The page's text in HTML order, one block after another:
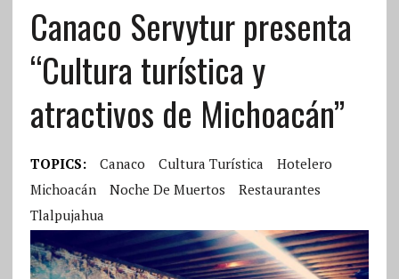
Canaco Servytur presenta
“Cultura turística y
atractivos de Michoacán”
TOPICS: Canaco Cultura Turística
Hotelero
Michoacán
Noche De Muertos
Restaurantes
Tlalpujahua